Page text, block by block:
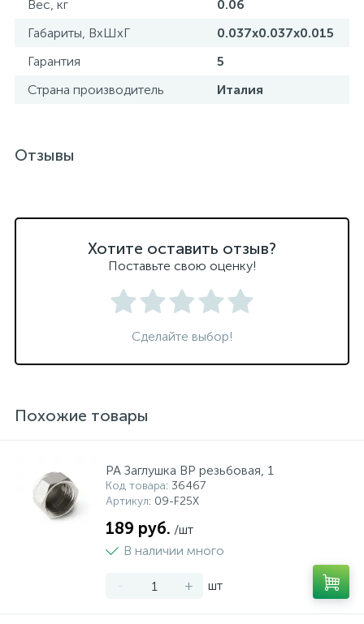
Вес, кг
0.06
Габариты, ВхШхГ
0.037x0.037x0.015
Гарантия
5
Страна производитель
Италия
Отзывы
Хотите оставить отзыв?
Поставьте свою оценку!
Сделайте выбор!
Похожие товары
PA Заглушка ВР резьбовая, 1
Код товара: 36467
Артикул: 09-F25X
189 руб. /шт
В наличии много
- + шт